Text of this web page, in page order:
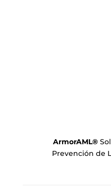
ArmorAML®
Prevención de